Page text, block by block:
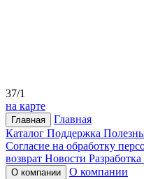
37/1
на карте
Главная
Главная
Каталог Поддержка
Согласие на обработку
возврат Новости
О компании
О компании